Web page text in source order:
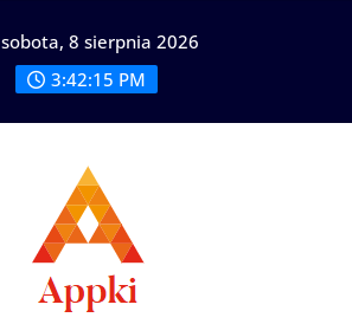
sobota, 8 sierpnia 2026
3:42:16 PM